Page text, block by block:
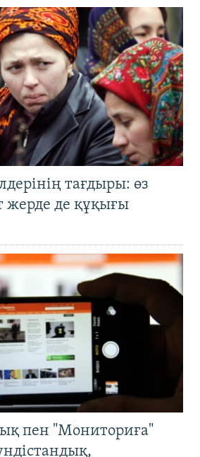
тағдыры: өз
жерде де құқығы
пен "Мониториға"